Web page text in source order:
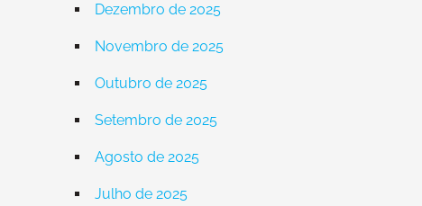
Dezembro de 2025
Novembro de 2025
Outubro de 2025
Setembro de 2025
Agosto de 2025
Julho de 2025